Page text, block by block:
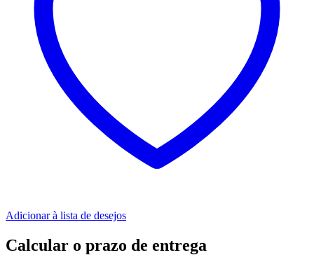
Adicionar à lista de desejos
Calcular o prazo de entrega